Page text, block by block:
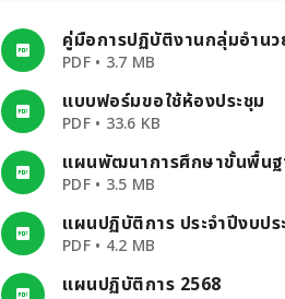
ห้องเรียน ส่งผลต่อการยกระดับคุณภาพผู้เรียนให้มี
สมรรถนะด้านการอ่านตามมาตรฐานการศึกษา และตอบ
สนองความแตกต่างระหว่างบุคคลของผู้เรียนได้อย่าง
เหมาะสม ซึ่งการดำเนินการอบรมได้เสร็จสิ้นเป็นที่
เรียบร้อยแล้ว เพื่อเป็นการส่งเสริมและต่อยอดองค์
ความรู้จากการอบรมสู่การปฏิบัติจริง สำนักงานเขต
พื้นที่การศึกษาประถมศึกษาอุดรธานี เขต 3 จึงจัดการ
ประกวดผลงานปฏิบัติที่เป็นเลิศ (Best Practice) ด้าน
นวัตกรรมการจัดการเรียนรู้เพื่อพัฒนาทักษะการอ่าน
ของผู้เรียน โดยใช้เทคโนโลยีทางการศึกษา หรือปัญญา
ประดิษฐ์ (AI) สำหรับครูภาษาไทย และขอความร่วมมือ
กลุ่มโรงเรียนเครือข่ายทั้ง 12 กลุ่มโรงเรียน ดำเนินการ
คู่มือการปฏิบัติงานกลุ่มอำน
PDF • 3.7 MB
แบบฟอร์มขอใช้ห้องประชุม
PDF • 33.6 KB
แผนพัฒนาการศึกษาขั้นพื้นฐ
PDF • 3.5 MB
แผนปฏิบัติการ ประจำปีงบป
PDF • 4.2 MB
แผนปฏิบัติการ 2568